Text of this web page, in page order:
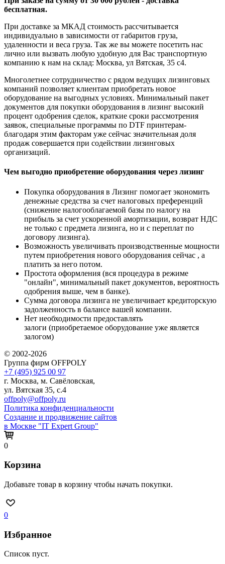
бесплатная.
При доставке за МКАД стоимость рассчитывается
индивидуально в зависимости от габаритов груза,
удаленности и веса груза. Так же вы можете посетить нас
лично или вызвать любую удобную для Вас транспортную
компанию к нам на склад: Москва, ул Вятская, 35 c4.
Многолетнее сотрудничество с рядом ведущих лизинговых
компаний позволяет клиентам приобретать новое
оборудование на выгодных условиях. Минимальный пакет
документов для покупки оборудования в лизинг высокий
процент одобрения сделок, краткие сроки рассмотрения
заявок, специальные программы по DTF принтерам-
благодаря этим факторам уже сейчас значительная доля
продаж совершается при содействии лизинговых
организаций.
Чем выгодно приобретение оборудования через лизинг
Покупка оборудования в Лизинг помогает экономить
денежные средства за счет налоговых преференций
(снижение налогооблагаемой базы по налогу на
прибыль за счет ускоренной амортизации, возврат НДС
не только с предмета лизинга, но и с переплат по
договору лизинга).
Возможность увеличивать производственные мощности
путем приобретения нового оборудования сейчас , а
платить за него потом.
Простота оформления (вся процедура в режиме
"онлайн", минимальный пакет документов, вероятность
одобрения выше, чем в банке).
Сумма договора лизинга не увеличивает кредиторскую
задолженность в балансе вашей компании.
Нет необходимости предоставлять
залоги (приобретаемое оборудование уже является
залогом)
© 2002-2026
Группа фирм OFFPOLY
+7 (495) 925 00 97
г. Москва, м. Савёловская,
ул. Вятская 35, с.4
offpoly@offpoly.ru
Политика конфиденциальности
Создание и продвижение сайтов
в Москве "IT Expert Group"
0
Корзина
Добавьте товар в корзину чтобы начать покупки.
0
Избранное
Список пуст.